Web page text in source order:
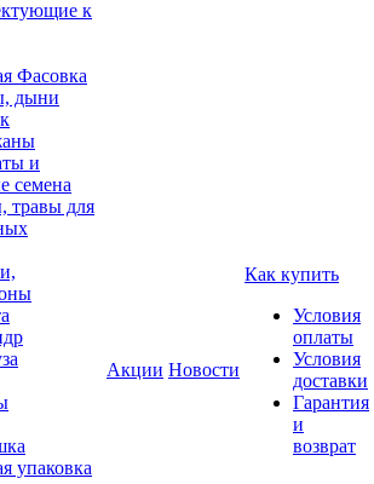
к
Фасовка
дыни
и
семена
травы для
упаковка
Акции Новости
Как купить
Условия
оплаты
Условия
доставки
Гарантия
и
возврат